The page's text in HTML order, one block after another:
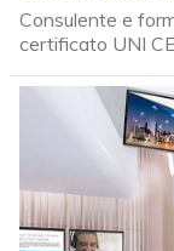
Consulente e
certificato UNI